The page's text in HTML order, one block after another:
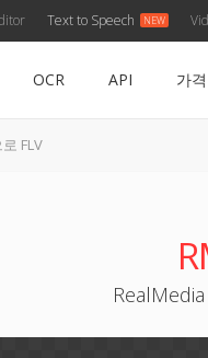
Text to Speech
OCR API 가격
FLV